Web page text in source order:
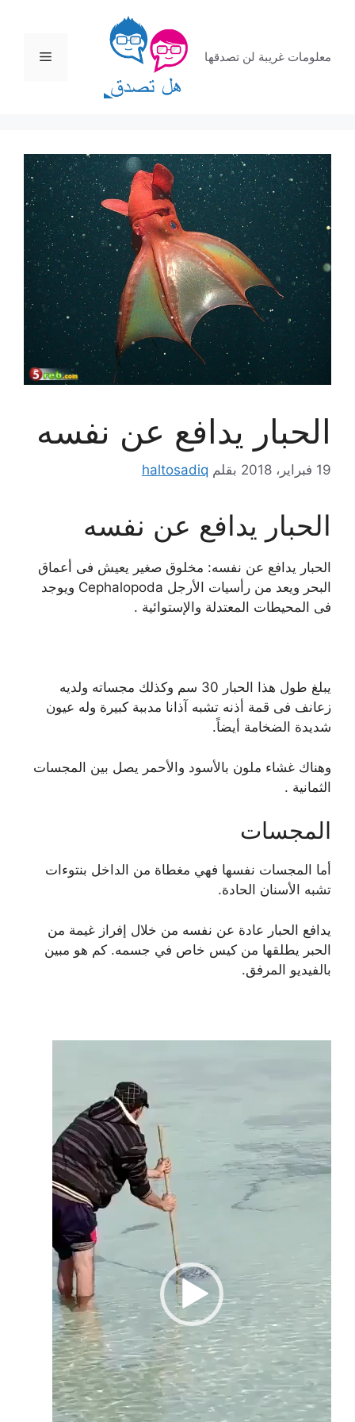
المحتوى
معلومات غريبة لن تصدقها القائمة
الحبار يدافع عن نفسه
19 فبراير، 2018 بقلم haltosadiq
الحبار يدافع عن نفسه
الحبار يدافع عن نفسه: مخلوق صغير يعيش فى أعماق
البحر ويعد من رأسيات الأرجل Cephalopoda ويوجد
فى المحيطات المعتدلة والإستوائية .
يبلغ طول هذا الحبار 30 سم وكذلك مجساته ولديه
زعانف فى قمة أذنه تشبه آذانا مدببة كبيرة وله عيون
شديدة الضخامة أيضاً.
وهناك غشاء ملون بالأسود والأحمر يصل بين المجسات
الثمانية .
المجسات
أما المجسات نفسها فهي مغطاة من الداخل بنتوءات
تشبه الأسنان الحادة.
يدافع الحبار عادة عن نفسه من خلال إفراز غيمة من
الحبر يطلقها من كيس خاص في جسمه. كم هو مبين
بالفيديو المرفق.